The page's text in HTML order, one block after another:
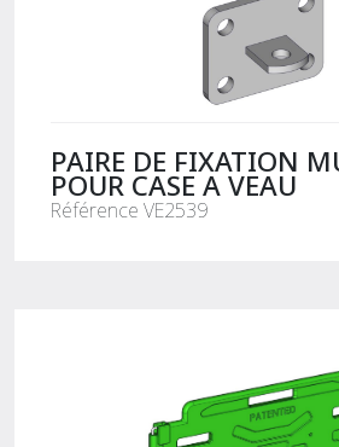
PAIRE DE FIXATION
POUR CASE A VEAU
Référence VE2539